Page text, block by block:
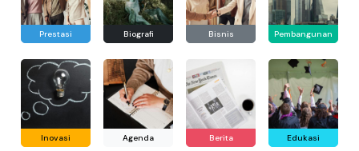
Prestasi Biografi Bisnis Pembangunan
Inovasi Agenda Berita Edukasi